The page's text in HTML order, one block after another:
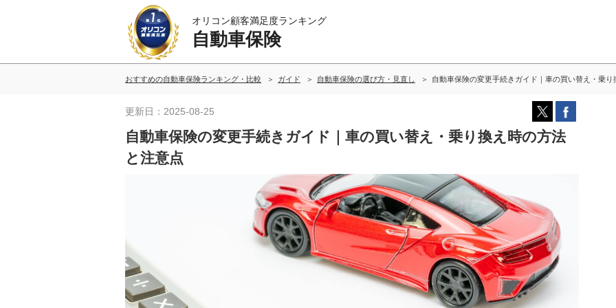
オリコン顧客満足度ランキング
自動車保険
おすすめの自動車保険ランキング・比較 ガイド 自動車保険の選び方・見直し 自動車保険の変更手続きガイド｜車の買い替え・乗り
更新日：2025-08-25
自動車保険の変更手続きガイド｜車の買い替え・乗り換え時の方法
と注意点